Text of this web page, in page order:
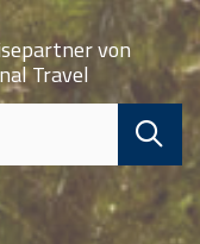
von
Travel